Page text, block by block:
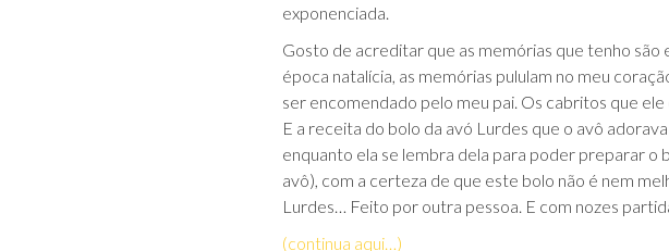
exponenciada.
Gosto de acreditar que as memórias que tenho são
época natalícia, as memórias pululam no meu
ser encomendado pelo meu pai. Os cabritos que
E a receita do bolo da avó Lurdes que o avô
enquanto ela se lembra dela para poder preparar
avô), com a certeza de que este bolo não é nem
Lurdes… Feito por outra pessoa. E com nozes
(continua aqui…)